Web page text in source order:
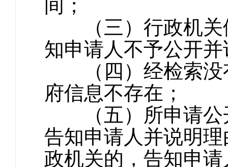
间；
（三）行政机关
知申请人不予公开
（四）经检索没
府信息不存在；
（五）所申请公
告知申请人并说明
政机关的，告知申